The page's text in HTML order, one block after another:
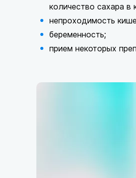
количество сахара в
непроходимость
беременность;
прием некоторых